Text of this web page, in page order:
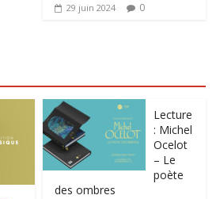
29 juin 2024 0
Lecture
: Michel
Ocelot
– Le
poète
des ombres